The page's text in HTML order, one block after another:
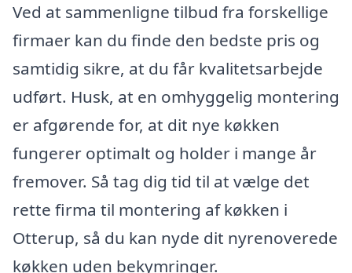
Ved at sammenligne tilbud fra forskellige
firmaer kan du finde den bedste pris og
samtidig sikre, at du får kvalitetsarbejde
udført. Husk, at en omhyggelig montering
er afgørende for, at dit nye køkken
fungerer optimalt og holder i mange år
fremover. Så tag dig tid til at vælge det
rette firma til montering af køkken i
Otterup, så du kan nyde dit nyrenoverede
køkken uden bekymringer.